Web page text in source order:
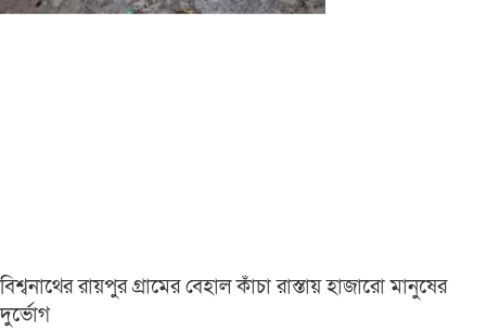
বিশ্বনাথের রায়পুর গ্রামের বেহাল কাঁচা রাস্তায় হাজারো মানুষের
দুর্ভোগ